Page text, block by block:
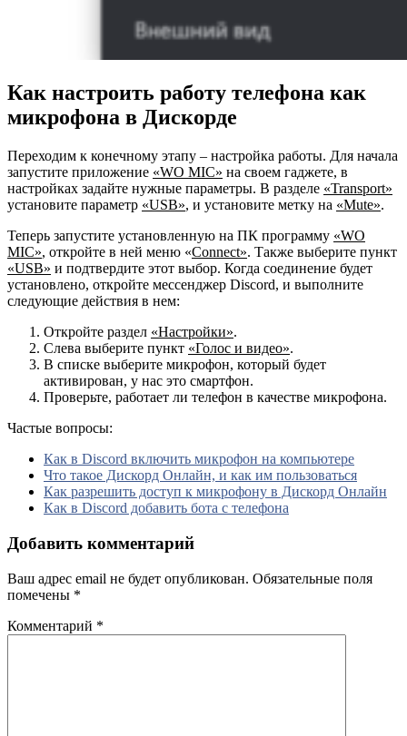
Как настроить работу телефона как
микрофона в Дискорде
Переходим к конечному этапу – настройка работы. Для начала
запустите приложение «WO MIC» на своем гаджете, в
настройках задайте нужные параметры. В разделе «Transport»
установите параметр «USB», и установите метку на «Mute».
Теперь запустите установленную на ПК программу «WO
MIC», откройте в ней меню «Connect». Также выберите пункт
«USB» и подтвердите этот выбор. Когда соединение будет
установлено, откройте мессенджер Discord, и выполните
следующие действия в нем:
Откройте раздел «Настройки».
Слева выберите пункт «Голос и видео».
В списке выберите микрофон, который будет
активирован, у нас это смартфон.
Проверьте, работает ли телефон в качестве микрофона.
Частые вопросы:
Как в Discord включить микрофон на компьютере
Что такое Дискорд Онлайн, и как им пользоваться
Как разрешить доступ к микрофону в Дискорд Онлайн
Как в Discord добавить бота с телефона
Добавить комментарий
Ваш адрес email не будет опубликован. Обязательные поля
помечены *
Комментарий *